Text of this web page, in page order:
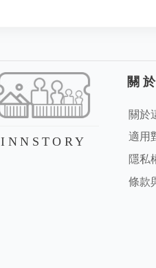
INNSTORY
關於
關於
適用
隱私
條款